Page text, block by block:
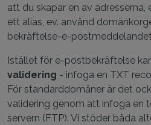
att du skapar en av adresserna,
ett alias, ev. använd
bekräftelse-e-
Istället för e-postbekräftelse
validering - infoga en TXT
För standarddomäner är det
validering genom att infoga en
servern (FTP). Vi stöder båda